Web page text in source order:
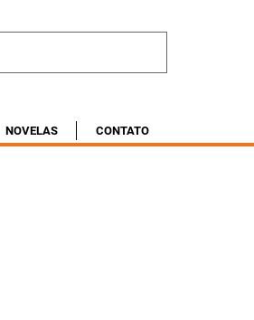
NOVELAS CONTATO